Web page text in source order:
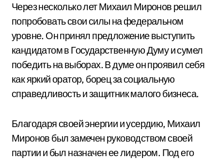
Через несколько лет Михаил Миронов решил
попробовать свои силы на федеральном
уровне. Он принял предложение выступить
кандидатом в Государственную Думу и сумел
победить на выборах. В думе он проявил себя
как яркий оратор, борец за социальную
справедливость и защитник малого бизнеса.
Благодаря своей энергии и усердию, Михаил
Миронов был замечен руководством своей
партии и был назначен ее лидером. Под его